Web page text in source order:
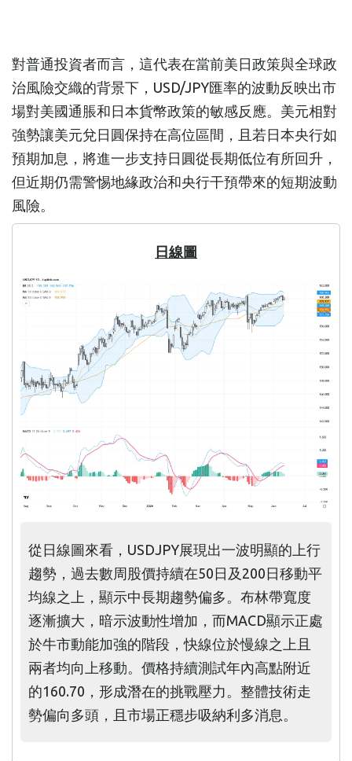
對普通投資者而言，這代表在當前美日政策與全球政
治風險交織的背景下，USD/JPY匯率的波動反映出市
場對美國通脹和日本貨幣政策的敏感反應。美元相對
強勢讓美元兌日圓保持在高位區間，且若日本央行如
預期加息，將進一步支持日圓從長期低位有所回升，
但近期仍需警惕地緣政治和央行干預帶來的短期波動
風險。
日線圖
從日線圖來看，USDJPY展現出一波明顯的上行
趨勢，過去數周股價持續在50日及200日移動平
均線之上，顯示中長期趨勢偏多。布林帶寬度
逐漸擴大，暗示波動性增加，而MACD顯示正處
於牛市動能加強的階段，快線位於慢線之上且
兩者均向上移動。價格持續測試年內高點附近
的160.70，形成潛在的挑戰壓力。整體技術走
勢偏向多頭，且市場正穩步吸納利多消息。